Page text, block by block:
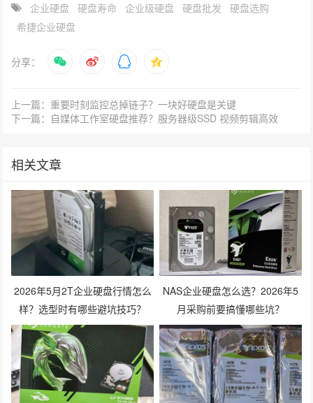
企业硬盘​ 硬盘寿命 企业级硬盘 硬盘批发
硬盘选购
希捷企业硬盘
分享：
上一篇：重要时刻监控总掉链子？一块好硬盘是关键
下一篇：自媒体工作室硬盘推荐？服务器级SSD 视频剪辑高效
相关文章
2026年5月2T企业硬盘行情怎么
样？选型时有哪些避坑技巧？
NAS企业硬盘怎么选？2026年5
月采购前要搞懂哪些坑？